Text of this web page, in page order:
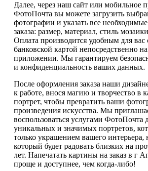
Далее, через наш сайт или мобильное
ФотоПочта вы можете загрузить
фотографии и указать все
заказа: размер, материал, стиль
Оплата производится удобным для вас
банковской картой непосредственно
приложении. Мы гарантируем
и конфиденциальность ваших данных.
После оформления заказа наши
к работе, внося магию и творчество в
портрет, чтобы превратить ваши
произведения искусства. Мы
воспользоваться услугами ФотоПочта
уникальных и значимых портретов,
только украшением вашего интерьера,
который будет радовать близких на
лет. Напечатать картины на заказ в г
проще и доступнее, чем когда-либо!